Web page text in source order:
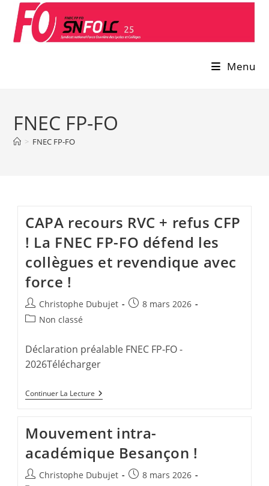
content
Menu
FNEC FP-FO
> FNEC FP-FO
CAPA recours RVC + refus CFP
! La FNEC FP-FO défend les
collègues et revendique avec
force !
Auteur/autrice
de
Christophe Dubujet
Publication
8 mars 2026
PostNon classé
Déclaration préalable FNEC FP-FO -
2026Télécharger
Continuer La Lecture CAPA
Recours
Refus
CFP
!
La
FNEC
FP-
Mouvement intra-
académique Besançon !
Auteur/autrice
Christophe Dubujet
Publication
8 mars 2026